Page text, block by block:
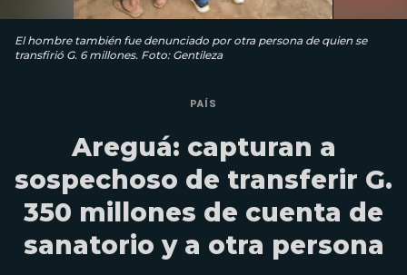
El hombre también fue denunciado por otra persona de quien se
transfirió G. 6 millones. Foto: Gentileza
PAÍS
Areguá: capturan a
sospechoso de transferir G.
350 millones de cuenta de
sanatorio y a otra persona